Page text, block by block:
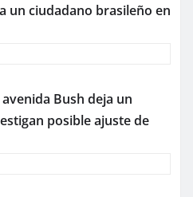
un ciudadano brasileño en
Bush deja un
posible ajuste de